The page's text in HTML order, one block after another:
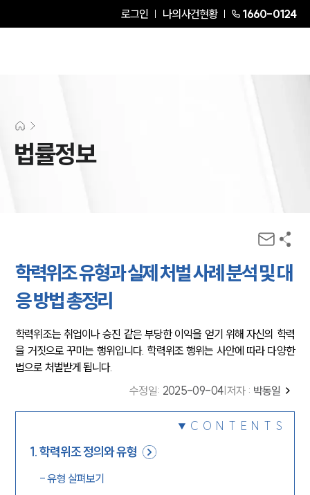
로그인 나의사건현황 1660-0124
법률정보
학력위조 유형과 실제 처벌 사례 분석 및 대
응 방법 총정리
학력위조는 취업이나 승진 같은 부당한 이익을 얻기 위해 자신의 학력
을 거짓으로 꾸미는 행위입니다. 학력위조 행위는 사안에 따라 다양한
법으로 처벌받게 됩니다.
수정일: 2025-09-04 저자 : 박동일
CONTENTS
1.학력위조 정의와 유형
-유형 살펴보기